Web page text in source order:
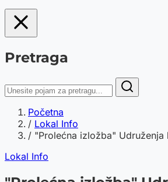
Pretraga
Početna
/ Lokal Info
/ "Prolećna izložba"
Lokal Info